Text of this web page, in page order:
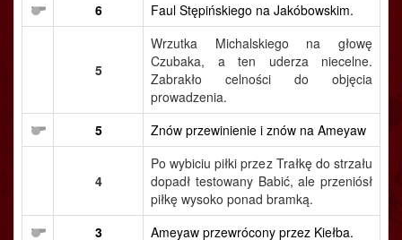
6
Faul Stępińskiego na Jakóbowskim.
5
Wrzutka Michalskiego na głowę
Czubaka, a ten uderza niecelne.
Zabrakło celności do objęcia
prowadzenia.
5
Znów przewinienie i znów na Ameyaw
4
Po wybiciu piłki przez Trałkę do strzału
dopadł testowany Babić, ale przeniósł
piłkę wysoko ponad bramką.
3
Ameyaw przewrócony przez Kiełba.